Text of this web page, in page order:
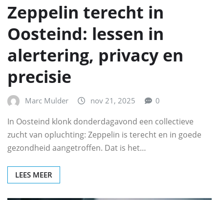
Zeppelin terecht in
Oosteind: lessen in
alertering, privacy en
precisie
Marc Mulder nov 21, 2025 0
In Oosteind klonk donderdagavond een collectieve
zucht van opluchting: Zeppelin is terecht en in goede
gezondheid aangetroffen. Dat is het…
LEES MEER